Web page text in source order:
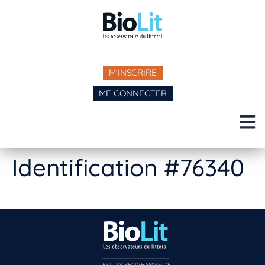
M'INSCRIRE
ME CONNECTER
Identification #76340